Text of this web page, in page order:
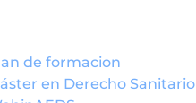
de formacion
en Derecho Sanitario